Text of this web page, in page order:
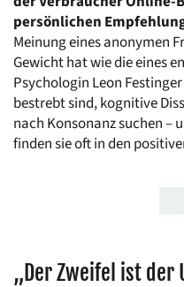
persönlichen
Meinung eines anonymen
Gewicht hat wie die eines
Psychologin Leon
bestrebt sind, kognitive
nach Konsonanz suchen –
finden sie oft in den
„Der Zweifel ist der